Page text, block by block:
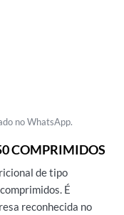
no WhatsApp.
COMPRIMIDOS
de tipo
É
reconhecida no